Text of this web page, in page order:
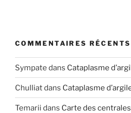
COMMENTAIRES RÉCENTS
Sympate dans Cataplasme
Chulliatdans Cataplasme
Temarii dans Carte des